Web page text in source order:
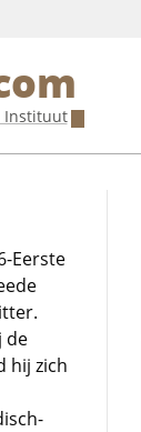
Instituut
Eerste
de
hij zich